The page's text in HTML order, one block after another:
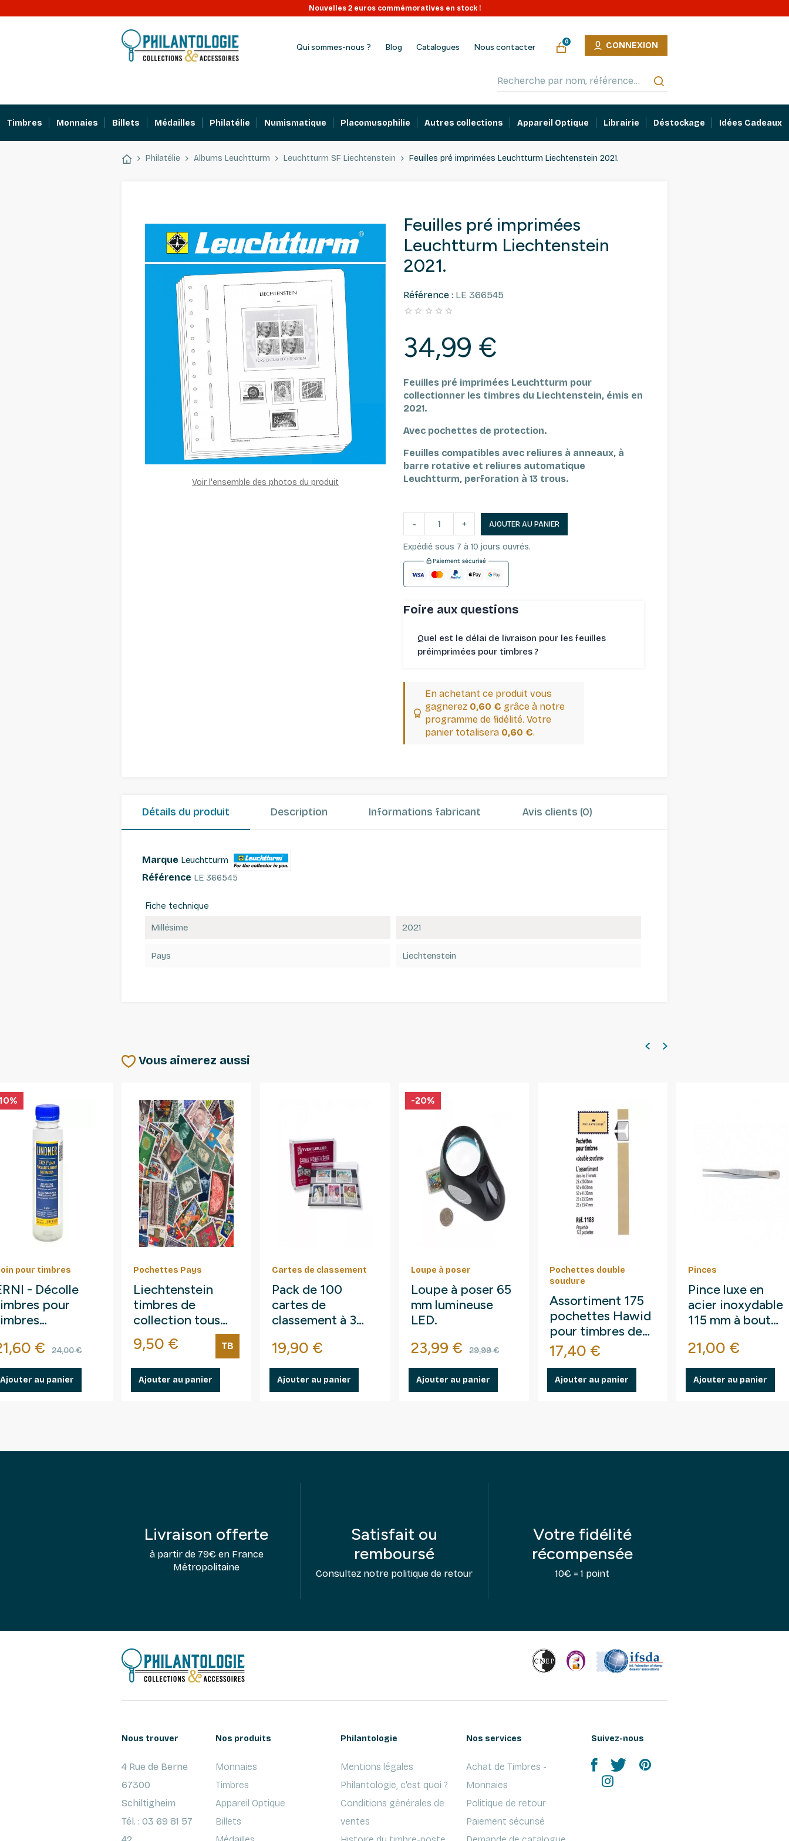
Nouvelles 2 euros commémoratives en stock !
Ouvert tout l'été : expéditions en continu juillet - août.
Qui sommes-nous ? Blog Catalogues Nous contacter
0 CONNEXION
Timbres Monnaies Billets Médailles Philatélie Numismatique Placomusophilie Autres collections Appareil Optique Librairie Déstockage Idées Cadeaux
Philatélie Albums Leuchtturm Leuchtturm SF Liechtenstein Feuilles pré imprimées Leuchtturm Liechtenstein 2021.
Voir l'ensemble des photos du produit
Feuilles pré imprimées
Leuchtturm Liechtenstein
2021.
Référence : LE 366545
    
34,99 €
Feuilles pré imprimées Leuchtturm pour
collectionner les timbres du Liechtenstein, émis en
2021.
Avec pochettes de protection.
Feuilles compatibles avec reliures à anneaux, à
barre rotative et reliures automatique
Leuchtturm, perforation à 13 trous.
- + AJOUTER AU PANIER
Expédié sous 7 à 10 jours ouvrés.
Foire aux questions
Quel est le délai de livraison pour les feuilles
préimprimées pour timbres ⁠?
En achetant ce produit vous
gagnerez 0,60 € grâce à notre
programme de fidélité. Votre
panier totalisera 0,60 €.
Détails du produit Description Informations fabricant Avis clients (0)
Marque Leuchtturm
Référence LE 366545
Fiche technique
Millésime 2021
Pays Liechtenstein
Vous aimerez aussi
pour timbres
- Décolle
pour
€ Prix de base
24,00 €
Ajouter au panier
Pochettes Pays
Liechtenstein
timbres de
collection tous
différents.
Prix
9,50 € TB
Ajouter au panier
Cartes de classement
Pack de 100
cartes de
classement à 3
timbres.
Prix
19,90 €
Ajouter au panier
Loupe à poser
Loupe à poser 65
mm lumineuse
LED.
Prix
23,99 € Prix de base
29,99 €
-20%
Ajouter au panier
Pochettes double
soudure
Assortiment 175
pochettes Hawid
pour timbres de
France.
Prix
17,40 €
Ajouter au panier
Pinces
Pince luxe en
acier inoxydable
115 mm à bout
Prix
21,00 €
Ajouter au panier
Livraison offerte
à partir de 79€ en France
Métropolitaine
Satisfait ou
remboursé
Consultez notre politique de retour
Votre fidélité
récompensée
10€ = 1 point
Nous trouver
4 Rue de Berne
67300
Schiltigheim
Tél. : 03 69 81 57
Nos produits
Monnaies
Timbres
Appareil Optique
Billets
Philantologie
Mentions légales
Philantologie, c'est quoi ?
Conditions générales de
ventes
Nos services
Achat de Timbres -
Monnaies
Politique de retour
Paiement sécurisé
Suivez-nous